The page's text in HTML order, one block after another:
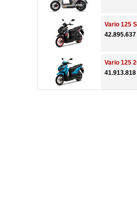
Vario 125
Vario 125